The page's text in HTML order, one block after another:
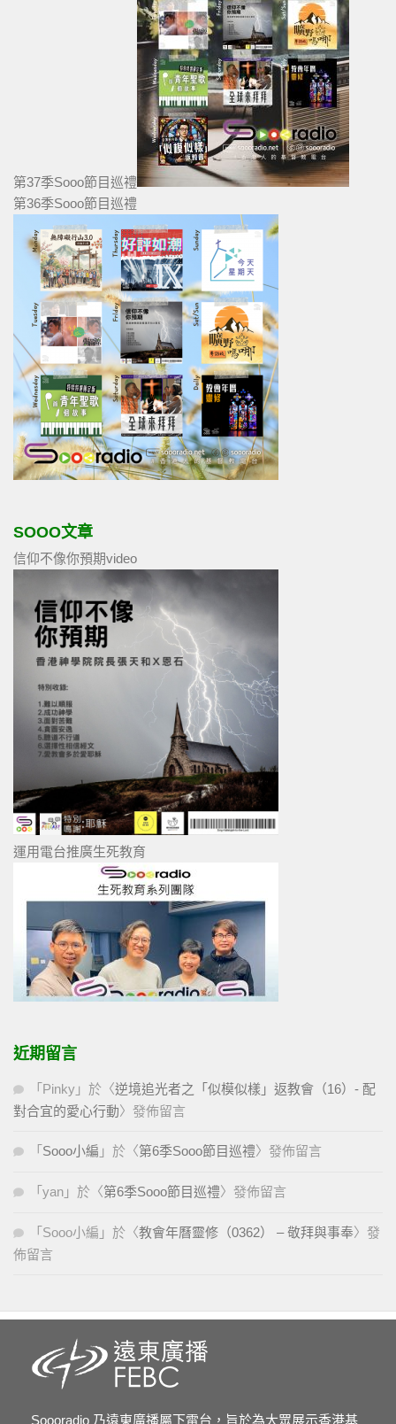
第37季Sooo節目巡禮
第36季Sooo節目巡禮
SOOO文章
信仰不像你預期video
運用電台推廣生死教育
近期留言
「 Pinky 」於〈逆境追光者之「似模似樣」返教會（16）- 配
對合宜的愛心行動〉發佈留言
「 Sooo小編 」於〈第6季Sooo節目巡禮〉發佈留言
「 yan 」於〈第6季Sooo節目巡禮〉發佈留言
「 Sooo小編 」於〈教會年曆靈修（0362） – 敬拜與事奉〉發
佈留言
Soooradio 乃遠東廣播屬下電台，旨於為大眾展示香港基